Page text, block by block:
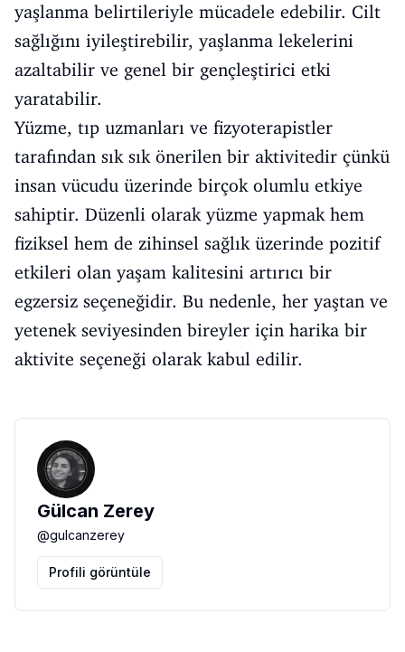
yaşlanma belirtileriyle mücadele edebilir. Cilt
sağlığını iyileştirebilir, yaşlanma lekelerini
azaltabilir ve genel bir gençleştirici etki
yaratabilir.
Yüzme, tıp uzmanları ve fizyoterapistler
tarafından sık sık önerilen bir aktivitedir çünkü
insan vücudu üzerinde birçok olumlu etkiye
sahiptir. Düzenli olarak yüzme yapmak hem
fiziksel hem de zihinsel sağlık üzerinde pozitif
etkileri olan yaşam kalitesini artırıcı bir
egzersiz seçeneğidir. Bu nedenle, her yaştan ve
yetenek seviyesinden bireyler için harika bir
aktivite seçeneği olarak kabul edilir.
Gülcan Zerey
@gulcanzerey
Profili görüntüle